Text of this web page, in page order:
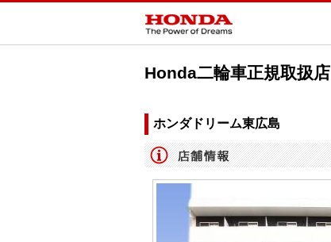
Honda二輪車正規取扱店
ホンダドリーム東広島